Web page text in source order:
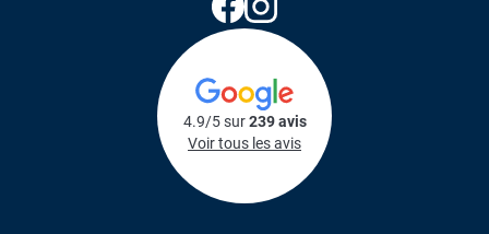
4.9/5 sur239 avis
Voir tous les avis